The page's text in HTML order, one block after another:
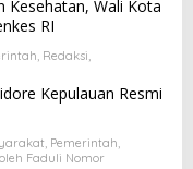
Kesehatan, Wali Kota
RI
, Redaksi,
Kepulauan Resmi
, Pemerintah,
Oleh Faduli Nomor